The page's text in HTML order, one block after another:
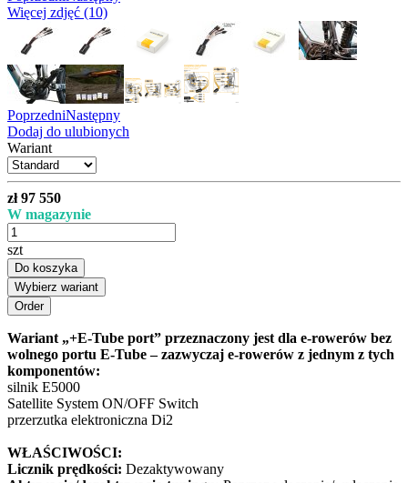
Więcej zdjęć (10)
PoprzedniNastępny
Dodaj do ulubionych
Wariant
zł 97 550
W magazynie
szt
Do koszyka
Wybierz wariant
Wariant „+E-Tube port” przeznaczony jest dla e-rowerów bez
wolnego portu E-Tube – zazwyczaj e-rowerów z jednym z tych
komponentów:
silnik E5000
Satellite System ON/OFF Switch
przerzutka elektroniczna Di2
WŁAŚCIWOŚCI:
Licznik prędkości: Dezaktywowany